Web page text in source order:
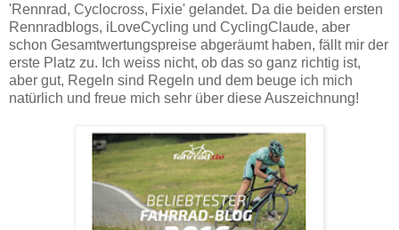
'Rennrad, Cyclocross, Fixie' gelandet. Da die beiden ersten
Rennradblogs, iLoveCycling und CyclingClaude, aber
schon Gesamtwertungspreise abgeräumt haben, fällt mir der
erste Platz zu. Ich weiss nicht, ob das so ganz richtig ist,
aber gut, Regeln sind Regeln und dem beuge ich mich
natürlich und freue mich sehr über diese Auszeichnung!